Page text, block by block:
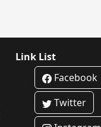
Link List
Facebook
Twitter